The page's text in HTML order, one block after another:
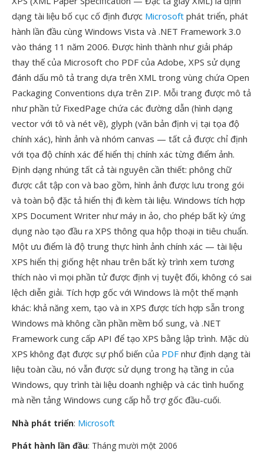
dạng tài liệu bố cục cố định được Microsoft phát triển, phát
hành lần đầu cùng Windows Vista và .NET Framework 3.0
vào tháng 11 năm 2006. Được hình thành như giải pháp
thay thế của Microsoft cho PDF của Adobe, XPS sử dụng
đánh dấu mô tả trang dựa trên XML trong vùng chứa Open
Packaging Conventions dựa trên ZIP. Mỗi trang được mô tả
như phần tử FixedPage chứa các đường dẫn (hình dạng
vector với tô và nét vẽ), glyph (văn bản định vị tại tọa độ
chính xác), hình ảnh và nhóm canvas — tất cả được chỉ định
với tọa độ chính xác để hiển thị chính xác từng điểm ảnh.
Định dạng nhúng tất cả tài nguyên cần thiết: phông chữ
được cắt tập con và bao gồm, hình ảnh được lưu trong gói
và toàn bộ đặc tả hiển thị đi kèm tài liệu. Windows tích hợp
XPS Document Writer như máy in ảo, cho phép bất kỳ ứng
dụng nào tạo đầu ra XPS thông qua hộp thoại in tiêu chuẩn.
Một ưu điểm là độ trung thực hình ảnh chính xác — tài liệu
XPS hiển thị giống hệt nhau trên bất kỳ trình xem tương
thích nào vì mọi phần tử được định vị tuyệt đối, không có sai
lệch diễn giải. Tích hợp gốc với Windows là một thế mạnh
khác: khả năng xem, tạo và in XPS được tích hợp sẵn trong
Windows mà không cần phần mềm bổ sung, và .NET
Framework cung cấp API để tạo XPS bằng lập trình. Mặc dù
XPS không đạt được sự phổ biến của PDF như định dạng tài
liệu toàn cầu, nó vẫn được sử dụng trong hạ tầng in của
Windows, quy trình tài liệu doanh nghiệp và các tình huống
mà nền tảng Windows cung cấp hỗ trợ gốc đầu-cuối.
Nhà phát triển: Microsoft
Phát hành lần đầu: Tháng mười một 2006